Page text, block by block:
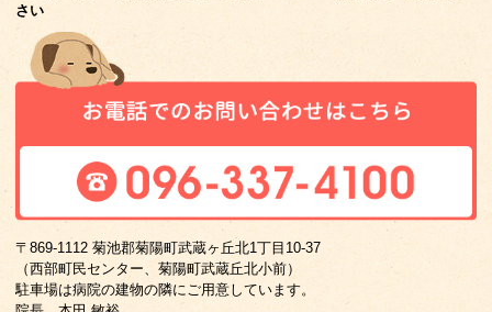
さい
〒869-1112 菊池郡菊陽町武蔵ヶ丘北1丁目10-37
（西部町民センター、菊陽町武蔵丘北小前）
駐車場は病院の建物の隣にご用意しています。